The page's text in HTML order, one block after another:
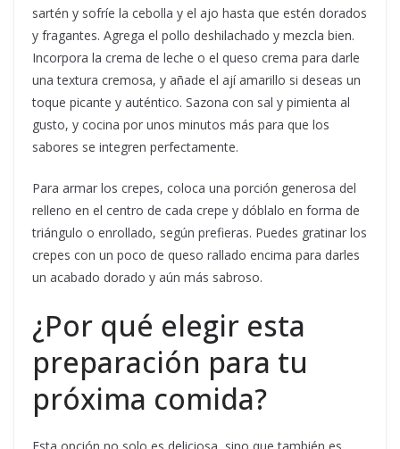
sartén y sofríe la cebolla y el ajo hasta que estén dorados
y fragantes. Agrega el pollo deshilachado y mezcla bien.
Incorpora la crema de leche o el queso crema para darle
una textura cremosa, y añade el ají amarillo si deseas un
toque picante y auténtico. Sazona con sal y pimienta al
gusto, y cocina por unos minutos más para que los
sabores se integren perfectamente.
Para armar los crepes, coloca una porción generosa del
relleno en el centro de cada crepe y dóblalo en forma de
triángulo o enrollado, según prefieras. Puedes gratinar los
crepes con un poco de queso rallado encima para darles
un acabado dorado y aún más sabroso.
¿Por qué elegir esta
preparación para tu
próxima comida?